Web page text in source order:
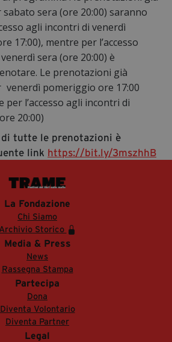
sera (ore 20:00) saranno
agli incontri di venerdì
17:00), mentre per l’accesso
sera (ore 20:00) è
. Le prenotazioni già
venerdì pomeriggio ore 17:00
per l’accesso agli incontri di
20:00)
tutte le prenotazioni è
link https://bit.ly/3mszhhB
La Fondazione
Chi Siamo
Archivio Storico
Media & Press
News
Rassegna Stampa
Partecipa
Dona
Diventa Volontario
Diventa Partner
Legal